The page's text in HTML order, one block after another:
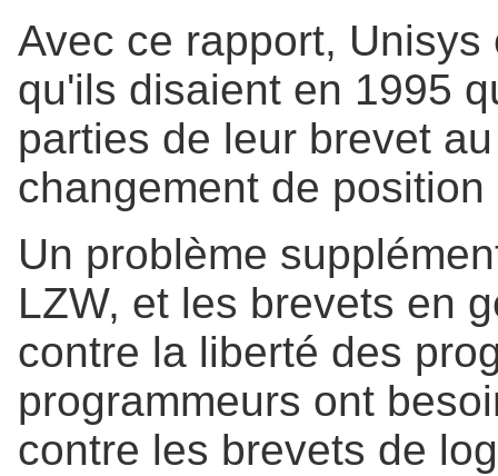
Avec ce rapport,
qu'ils disaient en 1995
parties de leur brevet
changement de
Un problème
LZW, et les brevets en
contre la liberté des
programmeurs ont
contre les brevets de